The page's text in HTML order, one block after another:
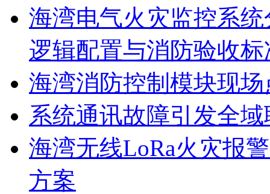
海湾电气火灾监控系
逻辑配置与消防验收标
海湾消防控制模块现
系统通讯故障引发全
海湾无线LoRa火灾报
方案